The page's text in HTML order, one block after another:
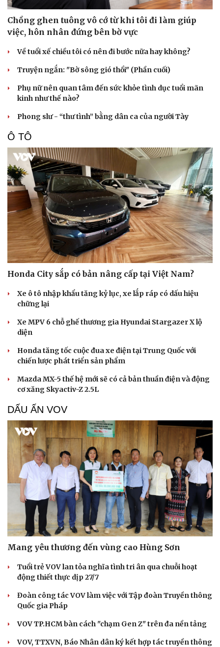
Chồng ghen tuông vô cớ từ khi tôi đi làm giúp
việc, hôn nhân đứng bên bờ vực
Về tuổi xế chiều tôi có nên đi bước nữa hay không?
Truyện ngắn: "Bờ sông gió thổi" (Phần cuối)
Phụ nữ nên quan tâm đến sức khỏe tình dục tuổi mãn
kinh như thế nào?
Phong slư - “thư tình” bằng dân ca của người Tày
Ô TÔ
Honda City sắp có bản nâng cấp tại Việt Nam?
Xe ô tô nhập khẩu tăng kỷ lục, xe lắp ráp có dấu hiệu
chững lại
Xe MPV 6 chỗ ghế thương gia Hyundai Stargazer X lộ
diện
Honda tăng tốc cuộc đua xe điện tại Trung Quốc với
chiến lược phát triển sản phẩm
Mazda MX-5 thế hệ mới sẽ có cả bản thuần điện và động
cơ xăng Skyactiv-Z 2.5L
DẤU ẤN VOV
Mang yêu thương đến vùng cao Hùng Sơn
Tuổi trẻ VOV lan tỏa nghĩa tình tri ân qua chuỗi hoạt
động thiết thực dịp 27/7
Đoàn công tác VOV làm việc với Tập đoàn Truyền thông
Quốc gia Pháp
VOV TP.HCM bàn cách "chạm Gen Z" trên đa nền tảng
VOV, TTXVN, Báo Nhân dân ký kết hợp tác truyền thông